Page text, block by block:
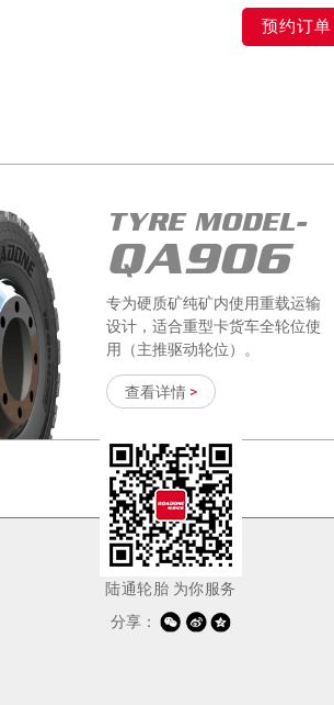
预约订单
TYRE MODEL-
QA906
专为硬质矿纯矿内使用重载运输
设计，适合重型卡货车全轮位使
用（主推驱动轮位）。
查看详情 >
TYRE MODEL-
RT02
专为高速、国道、省道中长途标
载运输设计
陆通轮胎 为你服务
分享：